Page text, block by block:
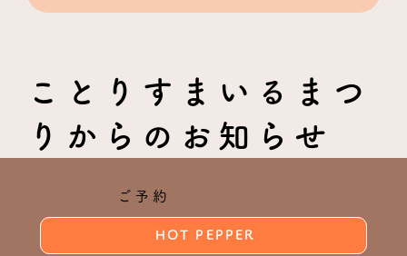
ことりすまいるまつ
りからのお知らせ
ご予約
HOT PEPPER